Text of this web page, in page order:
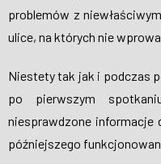
problemów z
ulice, na których nie
Niestety tak jak i podczas
po pierwszym
niesprawdzone informacje
późniejszego